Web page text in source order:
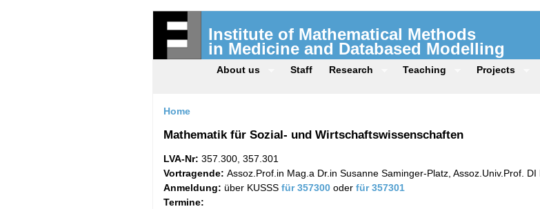
Institute of Mathematical Methods
in Medicine and Databased Modelling
About us Staff Research Teaching Projects
Home
Mathematik für Sozial- und Wirtschaftswissenschaften
LVA-Nr: 357.300, 357.301
Vortragende: Assoz.Prof.in Mag.a Dr.in Susanne Saminger-Platz, Assoz.Univ.Prof.
Anmeldung: über KUSSS für 357300 oder für 357301
Termine: